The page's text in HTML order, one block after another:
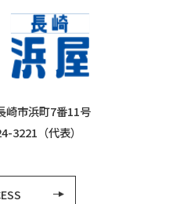
崎市浜町7番11号
3221（代表）